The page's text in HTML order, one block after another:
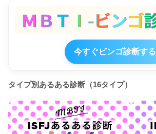
今すぐビンゴ診断する
タイプ別あるある診断（16タイプ）